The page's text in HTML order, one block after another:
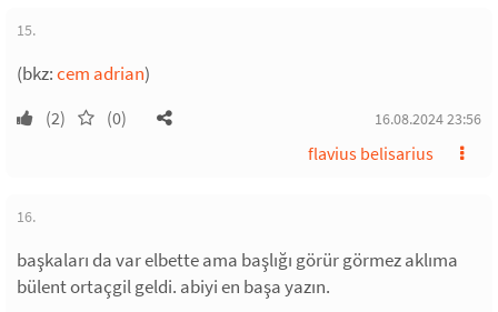
15.
(bkz:cem adrian)
(2) (0) 16.08.2024 23:56
flavius belisarius
16.
başkaları da var elbette ama başlığı görür görmez aklıma
bülent ortaçgil geldi. abiyi en başa yazın.